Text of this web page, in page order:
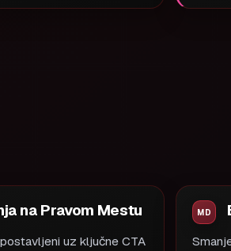
na Pravom Mestu
uz ključne CTA